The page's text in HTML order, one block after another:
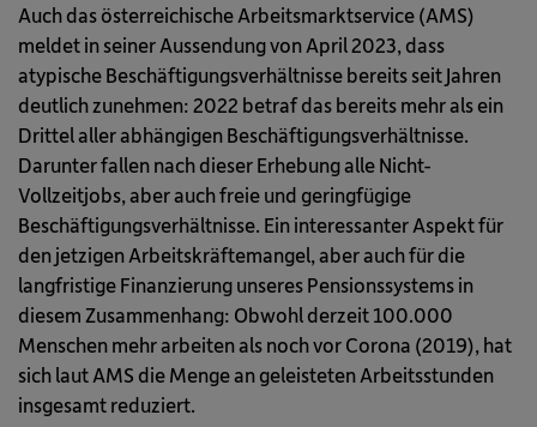
Auch das österreichische Arbeitsmarktservice (AMS)
meldet in seiner Aussendung von April 2023, dass
atypische Beschäftigungsverhältnisse bereits seit Jahren
deutlich zunehmen: 2022 betraf das bereits mehr als ein
Drittel aller abhängigen Beschäftigungsverhältnisse.
Darunter fallen nach dieser Erhebung alle Nicht-
Vollzeitjobs, aber auch freie und geringfügige
Beschäftigungsverhältnisse. Ein interessanter Aspekt für
den jetzigen Arbeitskräftemangel, aber auch für die
langfristige Finanzierung unseres Pensionssystems in
diesem Zusammenhang: Obwohl derzeit 100.000
Menschen mehr arbeiten als noch vor Corona (2019), hat
sich laut AMS die Menge an geleisteten Arbeitsstunden
insgesamt reduziert.